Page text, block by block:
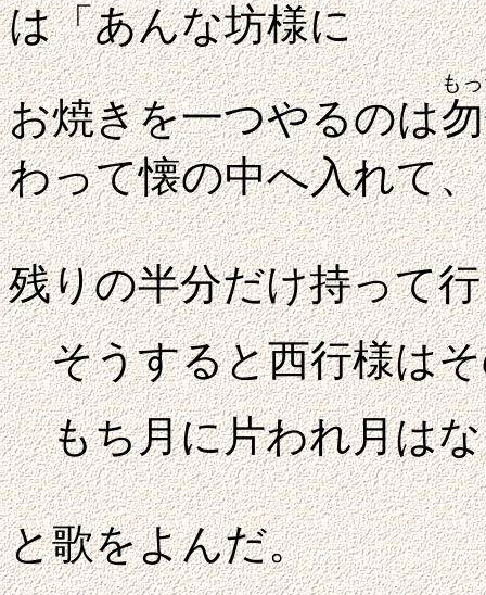
は「あんな坊様に
お焼きを一つやるのは
も
わって懐の中へ入れて、
残りの半分だけ持って
そうすると西行様はそ
もち月に片われ月はな
と歌をよんだ。